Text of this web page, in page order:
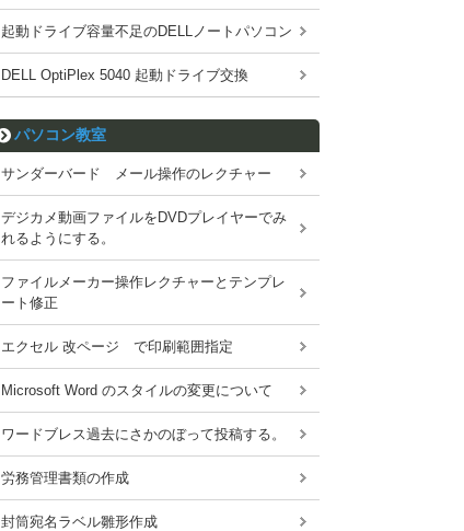
起動ドライブ容量不足のDELLノートパソコン
DELL OptiPlex 5040 起動ドライブ交換
パソコン教室
サンダーバード メール操作のレクチャー
デジカメ動画ファイルをDVDプレイヤーでみ
れるようにする。
ファイルメーカー操作レクチャーとテンプレ
ート修正
エクセル 改ページ で印刷範囲指定
Microsoft Word のスタイルの変更について
ワードブレス過去にさかのぼって投稿する。
労務管理書類の作成
封筒宛名ラベル雛形作成